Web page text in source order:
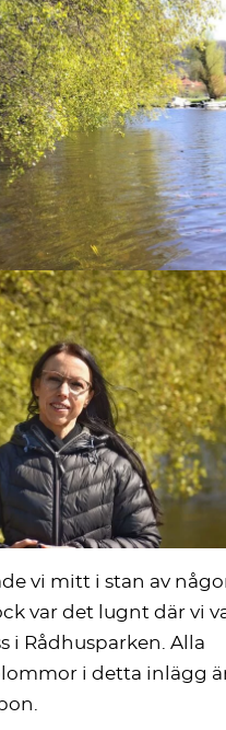
vi mitt i stan av
var det lugnt där vi
i Rådhusparken. Alla
i detta inlägg